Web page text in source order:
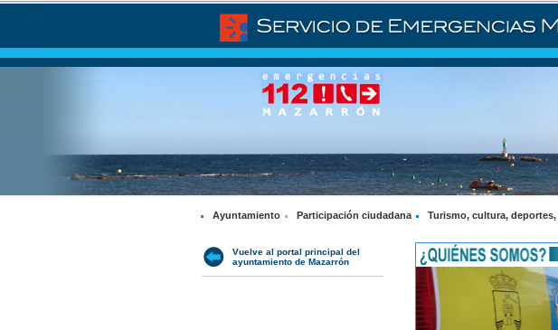
Ayuntamiento Participación ciudadana Turismo, cultura,
Vuelve al portal principal del
ayuntamiento de Mazarrón